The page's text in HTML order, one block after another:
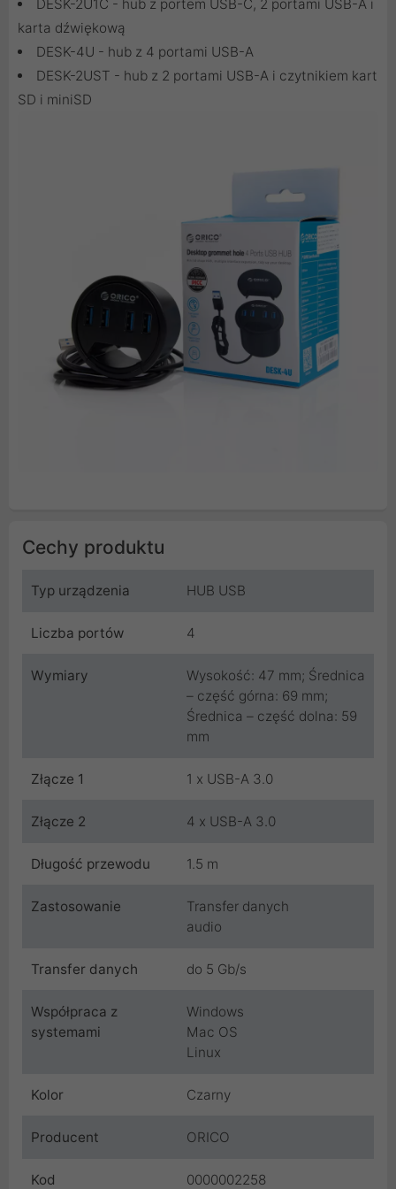
DESK-2U1C - hub z portem USB-C, 2 portami USB-A i
karta dźwiękową
DESK-4U - hub z 4 portami USB-A
DESK-2UST - hub z 2 portami USB-A i czytnikiem kart
SD i miniSD
Cechy produktu
Typ urządzenia HUB USB
Liczba portów 4
Wymiary
Wysokość: 47 mm; Średnica
– część górna: 69 mm;
Średnica – część dolna: 59
mm
Złącze 1 1 x USB-A 3.0
Złącze 2 4 x USB-A 3.0
Długość przewodu 1.5 m
Zastosowanie
Transfer danych
audio
Transfer danych do 5 Gb/s
Współpraca z
systemami
Windows
Mac OS
Linux
Kolor Czarny
Producent ORICO
Kod 0000002258